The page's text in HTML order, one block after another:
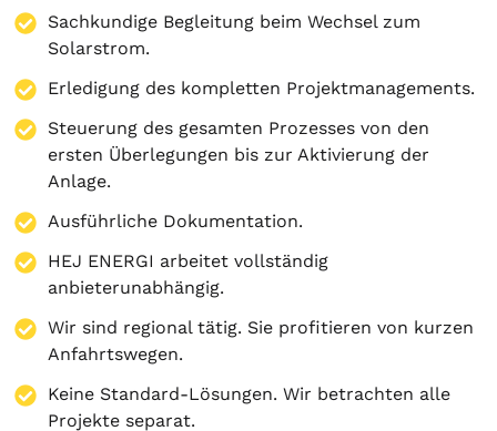
Sachkundige Begleitung beim Wechsel zum
Solarstrom.
Erledigung des kompletten Projektmanagements.
Steuerung des gesamten Prozesses von den
ersten Überlegungen bis zur Aktivierung der
Anlage.
Ausführliche Dokumentation.
HEJ ENERGI arbeitet vollständig
anbieterunabhängig.
Wir sind regional tätig. Sie profitieren von kurzen
Anfahrtswegen.
Keine Standard-Lösungen. Wir betrachten alle
Projekte separat.